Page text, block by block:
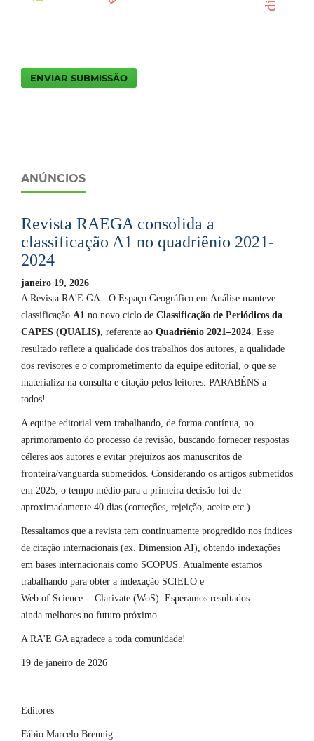
ENVIAR SUBMISSÃO
ANÚNCIOS
Revista RAEGA consolida a
classificação A1 no quadriênio 2021-
2024
janeiro 19, 2026
A Revista RA'E GA - O Espaço Geográfico em Análise manteve
classificação A1 no novo ciclo de Classificação de Periódicos da
CAPES (QUALIS), referente ao Quadriênio 2021–2024. Esse
resultado reflete a qualidade dos trabalhos dos autores, a qualidade
dos revisores e o comprometimento da equipe editorial, o que se
materializa na consulta e citação pelos leitores. PARABÉNS a
todos!
A equipe editorial vem trabalhando, de forma contínua, no
aprimoramento do processo de revisão, buscando fornecer respostas
céleres aos autores e evitar prejuízos aos manuscritos de
fronteira/vanguarda submetidos. Considerando os artigos submetidos
em 2025, o tempo médio para a primeira decisão foi de
aproximadamente 40 dias (correções, rejeição, aceite etc.).
Ressaltamos que a revista tem continuamente progredido nos índices
de citação internacionais (ex. Dimension AI), obtendo indexações
em bases internacionais como SCOPUS. Atualmente estamos
trabalhando para obter a indexação SCIELO e
Web of Science - Clarivate (WoS). Esperamos resultados
ainda melhores no futuro próximo.
A RA'E GA agradece a toda comunidade!
19 de janeiro de 2026
Editores
Fábio Marcelo Breunig